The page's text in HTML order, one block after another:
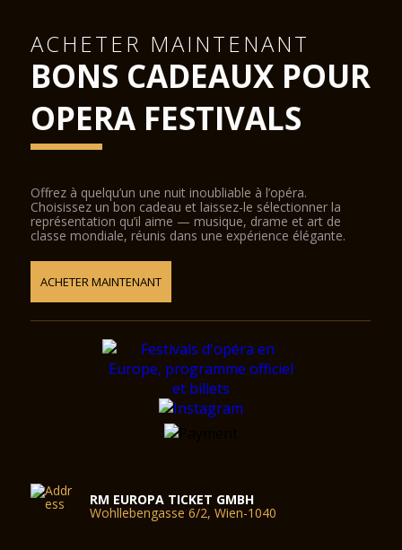
ACHETER MAINTENANT
BONS CADEAUX POUR
OPERA FESTIVALS
Offrez à quelqu’un une nuit inoubliable à l’opéra.
Choisissez un bon cadeau et laissez-le sélectionner la
représentation qu’il aime — musique, drame et art de
classe mondiale, réunis dans une expérience élégante.
ACHETER MAINTENANT
RM EUROPA TICKET GMBH
Wohllebengasse 6/2, Wien-1040